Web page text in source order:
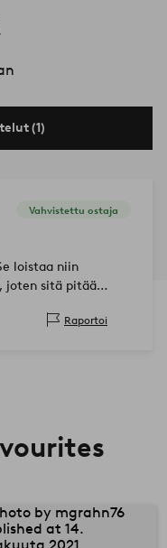
(1)
Vahvistettu ostaja
loistaa niin
joten sitä pitää
Raportoi